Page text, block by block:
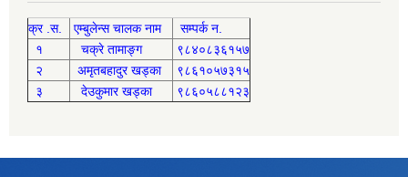
क्र .स. एम्बुलेन्स चालक नाम
सम्पर्क न.
१
चक्रे तामाङ्ग
९८४०८३६१५७
२
अमृतबहादुर खड्का
९८६१०५७३१५
३
देउकुमार खड्का ९८६०५८८१२३